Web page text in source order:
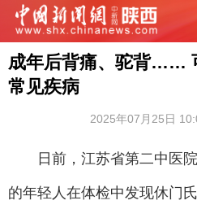
成年后背痛、驼背……
常见疾病
2025年07月25日
日前，江苏省第二中医院
的年轻人在体检中发现休门